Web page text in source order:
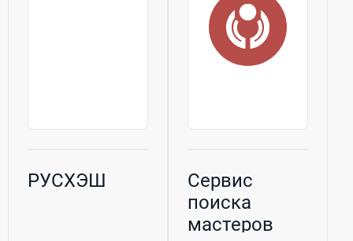
РУСХЭШ
Сервис
поиска
мастеров